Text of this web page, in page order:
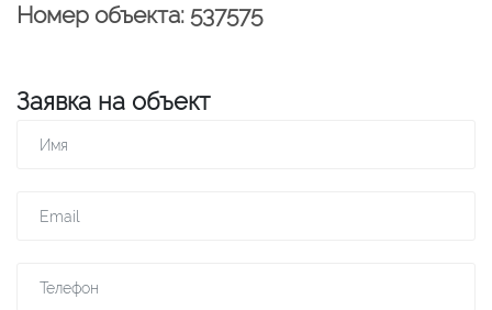
Номер объекта: 537575
Заявка на объект